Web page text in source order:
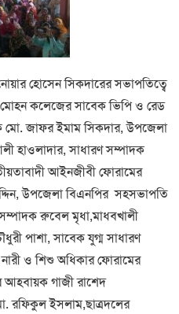
হোসেন সিকদারের সভাপতিত্বে
মোহন কলেজের সাবেক ভিপি ও রেড
মো. জাফর ইমাম সিকদার, উপজেলা
হাওলাদার, সাধারণ সম্পাদক
আইনজীবী ফোরামের
উপজেলা বিএনপির সহসভাপতি
রুবেল মৃধা,মাধবখালী
পাশা, সাবেক যুগ্ম সাধারণ
ও শিশু অধিকার ফোরামের
আহবায়ক গাজী রাশেদ
রফিকুল ইসলাম,ছাত্রদলের